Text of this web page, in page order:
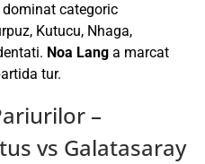
categoric
Kutucu, Nhaga,
Noa Lang a marcat
tur.
–
vs Galatasaray